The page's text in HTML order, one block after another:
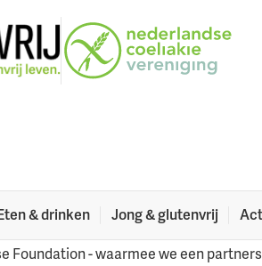
& drinken Jong & glutenvrij
er met
Foundation - waarmee we een